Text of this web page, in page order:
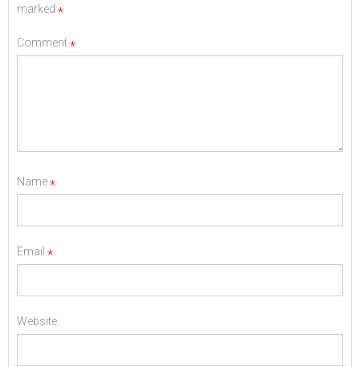
ΕΝΩΣΙΑΚΗΣ
marked *
Comment *
Name*
Email *
Website